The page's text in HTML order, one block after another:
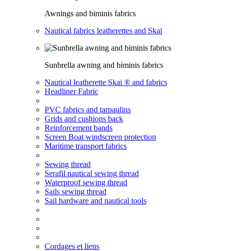
Awnings and biminis fabrics
Nautical fabrics leatherettes and Skaï
Sunbrella awning and biminis fabrics
Nautical leatherette Skai ® and fabrics
Headliner Fabric
PVC fabrics and tarpaulins
Grids and cushions back
Reinforcement bands
Screen Boat windscreen protection
Maritime transport fabrics
Sewing thread
Serafil nautical sewing thread
Waterproof sewing thread
Sails sewing thread
Sail hardware and nautical tools
Cordages et liens